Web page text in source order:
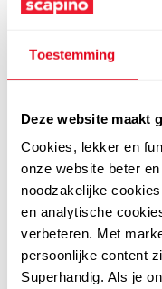
Toestemming
Deze website maakt
Cookies, lekker en
onze website beter
noodzakelijke
en analytische
verbeteren. Met
persoonlijke content
Superhandig. Als je